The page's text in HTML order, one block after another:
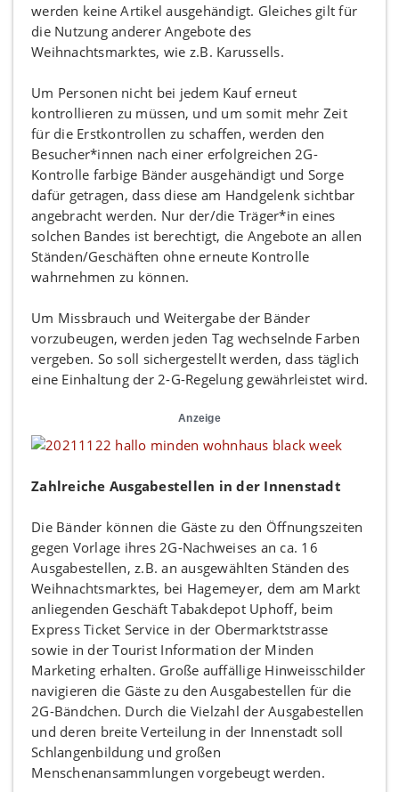
werden keine Artikel ausgehändigt. Gleiches gilt für
die Nutzung anderer Angebote des
Weihnachtsmarktes, wie z.B. Karussells.
Um Personen nicht bei jedem Kauf erneut
kontrollieren zu müssen, und um somit mehr Zeit
für die Erstkontrollen zu schaffen, werden den
Besucher*innen nach einer erfolgreichen 2G-
Kontrolle farbige Bänder ausgehändigt und Sorge
dafür getragen, dass diese am Handgelenk sichtbar
angebracht werden. Nur der/die Träger*in eines
solchen Bandes ist berechtigt, die Angebote an allen
Ständen/Geschäften ohne erneute Kontrolle
wahrnehmen zu können.
Um Missbrauch und Weitergabe der Bänder
vorzubeugen, werden jeden Tag wechselnde Farben
vergeben. So soll sichergestellt werden, dass täglich
eine Einhaltung der 2-G-Regelung gewährleistet wird.
Anzeige
Zahlreiche Ausgabestellen in der Innenstadt
Die Bänder können die Gäste zu den Öffnungszeiten
gegen Vorlage ihres 2G-Nachweises an ca. 16
Ausgabestellen, z.B. an ausgewählten Ständen des
Weihnachtsmarktes, bei Hagemeyer, dem am Markt
anliegenden Geschäft Tabakdepot Uphoff, beim
Express Ticket Service in der Obermarktstrasse
sowie in der Tourist Information der Minden
Marketing erhalten. Große auffällige Hinweisschilder
navigieren die Gäste zu den Ausgabestellen für die
2G-Bändchen. Durch die Vielzahl der Ausgabestellen
und deren breite Verteilung in der Innenstadt soll
Schlangenbildung und großen
Menschenansammlungen vorgebeugt werden.